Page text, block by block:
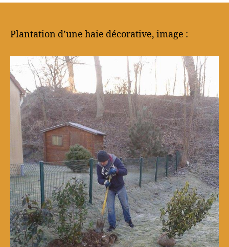
Plantation d’une haie décorative, image :